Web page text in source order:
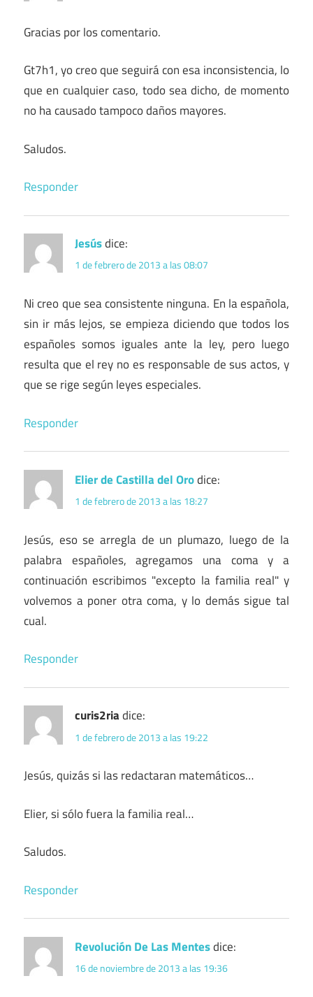
Gracias por los comentario.
Gt7h1, yo creo que seguirá con esa inconsistencia, lo
que en cualquier caso, todo sea dicho, de momento
no ha causado tampoco daños mayores.
Saludos.
Responder
Jesúsdice:
1 de febrero de 2013 a las 08:07
Ni creo que sea consistente ninguna. En la española,
sin ir más lejos, se empieza diciendo que todos los
españoles somos iguales ante la ley, pero luego
resulta que el rey no es responsable de sus actos, y
que se rige según leyes especiales.
Responder
Elier de Castilla del Orodice:
1 de febrero de 2013 a las 18:27
Jesús, eso se arregla de un plumazo, luego de la
palabra españoles, agregamos una coma y a
continuación escribimos "excepto la familia real" y
volvemos a poner otra coma, y lo demás sigue tal
cual.
Responder
curis2riadice:
1 de febrero de 2013 a las 19:22
Jesús, quizás si las redactaran matemáticos…
Elier, si sólo fuera la familia real…
Saludos.
Responder
Revolución De Las Mentesdice:
16 de noviembre de 2013 a las 19:36